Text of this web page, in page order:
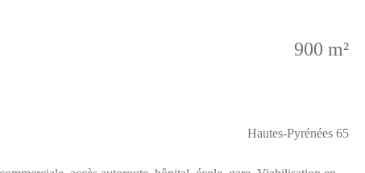
900 m²
Hautes-Pyrénées 65